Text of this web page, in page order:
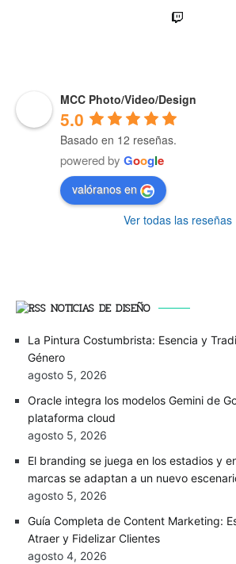
MCC Photo/Video/Design
5.0
Basado en 12 reseñas.
powered by Google
valóranos en
Ver todas las reseñas
NOTICIAS DE DISEÑO
La Pintura Costumbrista: Esencia y
Género
agosto 5, 2026
Oracle integra los modelos Gemini de
plataforma cloud
agosto 5, 2026
El branding se juega en los estadios y
marcas se adaptan a un nuevo
agosto 5, 2026
Guía Completa de Content Marketing:
Atraer y Fidelizar Clientes
agosto 4, 2026